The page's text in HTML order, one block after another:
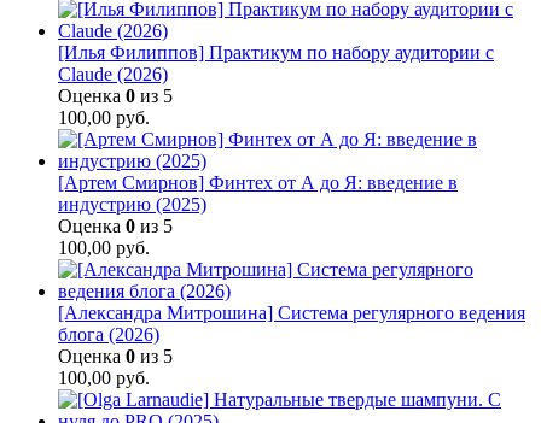
[Илья Филиппов] Практикум по набору аудитории с
Claude (2026)
Оценка 0 из 5
100,00 руб.
[Артем Смирнов] Финтех от А до Я: введение в
индустрию (2025)
Оценка 0 из 5
100,00 руб.
[Александра Митрошина] Система регулярного ведения
блога (2026)
Оценка 0 из 5
100,00 руб.